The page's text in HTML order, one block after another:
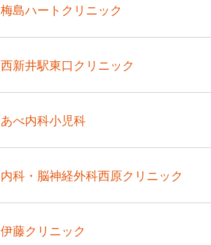
梅島ハートクリニック
西新井駅東口クリニック
あべ内科小児科
内科・脳神経外科西原クリニック
伊藤クリニック